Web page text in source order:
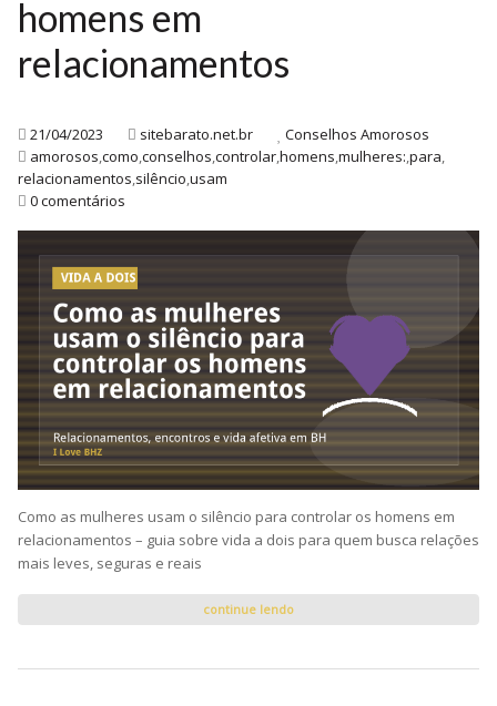
homens em
relacionamentos
21/04/2023 sitebarato.net.br
Conselhos Amorosos
amorosos,como,conselhos,controlar,homens,mulheres:,para,
relacionamentos,silêncio,usam
0 comentários
Como as mulheres usam o silêncio para controlar os homens em
relacionamentos – guia sobre vida a dois para quem busca relações
mais leves, seguras e reais
continue lendo